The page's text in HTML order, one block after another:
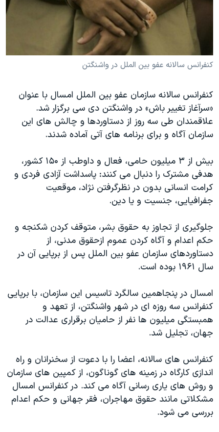
فرهنگ و زندگی
اقتصادی
علم و فناوری
گالری عکس
آرشیو پخش زنده
مستندها
انتخابات ریاست جمهوری آمریکا ۲۰۲۴
حمله جمهوری اسلامی به اسرائیل
رمز مهسا
اعتراضات زن، زندگی، آزادی
مجموعه مستندهای دادخواهی
تریبونال مردمی آبان ۹۸
چهل سال گروگان‌گیری
قانون شفافیت دارائی کادر رهبری ایران
اعتراضات مردمی آبان ۹۸
اسرائیل در جنگ
نرگس محمدی برنده جایزه نوبل صلح
همایش محافظه‌کاران آمریکا «سی‌پک»
صفحه‌های ویژه
سفر پرزیدنت ترامپ به چین
دنبال کنید
کنفرانس سالانه عفو بين الملل در واشنگتن
کنفرانس سالانه سازمان عفو بین الملل امسال با عنوان
«سرآغاز تغییر باش» در واشنگتن دی سی برگزار شد.
علاقمندان طی سه روز از دستاوردها و چالش های این
سازمان آگاه و برای برنامه های آتی آماده شدند.
بیش از ٣ میلیون حامی، فعال و داوطب از ۱۵۰ کشور،
هدفی مشترک را دنبال می کنند: پاسداشت آزادی فردی و
کرامت انسانی بدون در نظرگرفتن نژاد، موقعیت
جفرافیایی، جنسیت و یا دین.
جلوگیری از تجاوز به حقوق بشر، متوقف کردن شکنجه و
حکم اعدام و آگاه کردن عموم ازحقوق مدنی، از
دستاوردهای سازمان عفو بین الملل پس از برپایی آن در
سال ۱۹۶۱ بوده است.
امسال در پنجاهمین سالگرد تاسیس این سازمان، با برپایی
کنفرانس سه روزه ای در شهر واشنگتن، از تعهد و
همبستگی میلیون ها نفر از حامیان برقراری عدالت در
جهان، تجلیل شد.
کنفرانس های سالانه، اعضا را با دعوت از سخنرانان و راه
اندازی کارگاه در زمینه های گوناگون، از کمپین های سازمان
و روش های یاری رسانی آگاه می کند. در کنفرانس امسال
مشکلاتی مانند حقوق مهاجران، فقر جهانی و حکم اعدام
بررسی می شود.